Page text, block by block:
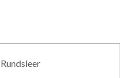
Rundsleer